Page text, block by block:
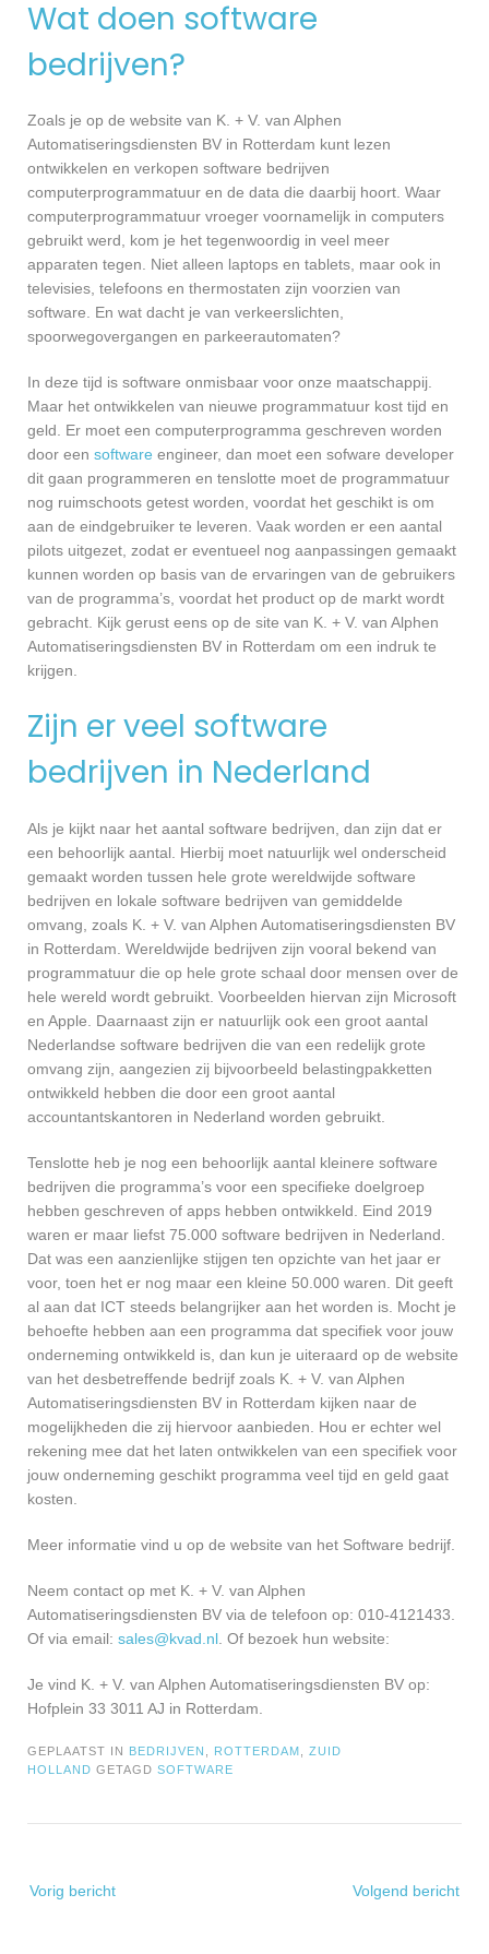
Wat doen software
bedrijven?
Zoals je op de website van K. + V. van Alphen
Automatiseringsdiensten BV in Rotterdam kunt lezen
ontwikkelen en verkopen software bedrijven
computerprogrammatuur en de data die daarbij hoort. Waar
computerprogrammatuur vroeger voornamelijk in computers
gebruikt werd, kom je het tegenwoordig in veel meer
apparaten tegen. Niet alleen laptops en tablets, maar ook in
televisies, telefoons en thermostaten zijn voorzien van
software. En wat dacht je van verkeerslichten,
spoorwegovergangen en parkeerautomaten?
In deze tijd is software onmisbaar voor onze maatschappij.
Maar het ontwikkelen van nieuwe programmatuur kost tijd en
geld. Er moet een computerprogramma geschreven worden
door een software engineer, dan moet een sofware developer
dit gaan programmeren en tenslotte moet de programmatuur
nog ruimschoots getest worden, voordat het geschikt is om
aan de eindgebruiker te leveren. Vaak worden er een aantal
pilots uitgezet, zodat er eventueel nog aanpassingen gemaakt
kunnen worden op basis van de ervaringen van de gebruikers
van de programma’s, voordat het product op de markt wordt
gebracht. Kijk gerust eens op de site van K. + V. van Alphen
Automatiseringsdiensten BV in Rotterdam om een indruk te
krijgen.
Zijn er veel software
bedrijven in Nederland
Als je kijkt naar het aantal software bedrijven, dan zijn dat er
een behoorlijk aantal. Hierbij moet natuurlijk wel onderscheid
gemaakt worden tussen hele grote wereldwijde software
bedrijven en lokale software bedrijven van gemiddelde
omvang, zoals K. + V. van Alphen Automatiseringsdiensten BV
in Rotterdam. Wereldwijde bedrijven zijn vooral bekend van
programmatuur die op hele grote schaal door mensen over de
hele wereld wordt gebruikt. Voorbeelden hiervan zijn Microsoft
en Apple. Daarnaast zijn er natuurlijk ook een groot aantal
Nederlandse software bedrijven die van een redelijk grote
omvang zijn, aangezien zij bijvoorbeeld belastingpakketten
ontwikkeld hebben die door een groot aantal
accountantskantoren in Nederland worden gebruikt.
Tenslotte heb je nog een behoorlijk aantal kleinere software
bedrijven die programma’s voor een specifieke doelgroep
hebben geschreven of apps hebben ontwikkeld. Eind 2019
waren er maar liefst 75.000 software bedrijven in Nederland.
Dat was een aanzienlijke stijgen ten opzichte van het jaar er
voor, toen het er nog maar een kleine 50.000 waren. Dit geeft
al aan dat ICT steeds belangrijker aan het worden is. Mocht je
behoefte hebben aan een programma dat specifiek voor jouw
onderneming ontwikkeld is, dan kun je uiteraard op de website
van het desbetreffende bedrijf zoals K. + V. van Alphen
Automatiseringsdiensten BV in Rotterdam kijken naar de
mogelijkheden die zij hiervoor aanbieden. Hou er echter wel
rekening mee dat het laten ontwikkelen van een specifiek voor
jouw onderneming geschikt programma veel tijd en geld gaat
kosten.
Meer informatie vind u op de website van het Software bedrijf.
Neem contact op met K. + V. van Alphen
Automatiseringsdiensten BV via de telefoon op: 010-4121433.
Of via email: sales@kvad.nl . Of bezoek hun website:
Je vind K. + V. van Alphen Automatiseringsdiensten BV op:
Hofplein 33 3011 AJ in Rotterdam.
GEPLAATST IN BEDRIJVEN ROTTERDAM
ZUID
HOLLAND GETAGD SOFTWARE
navigatie
Vorig bericht Volgend bericht